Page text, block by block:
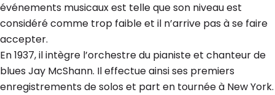
événements musicaux est telle que son niveau est
considéré comme trop faible et il n’arrive pas à se faire
accepter.
En 1937, il intègre l’orchestre du pianiste et chanteur de
blues Jay McShann. Il effectue ainsi ses premiers
enregistrements de solos et part en tournée à New York.